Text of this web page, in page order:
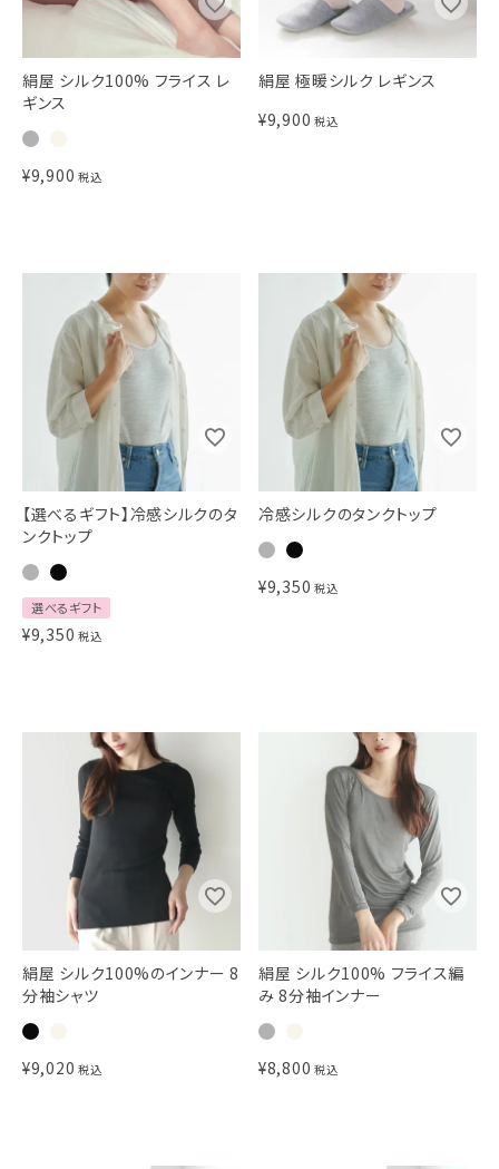
絹屋 シルク100% フライス レ
ギンス
¥9,900 税込
絹屋 極暖シルク レギンス
¥9,900 税込
【選べるギフト】冷感シルクのタ
ンクトップ
選べるギフト
¥9,350 税込
冷感シルクのタンクトップ
¥9,350 税込
絹屋 シルク100%のインナー 8
分袖シャツ
¥9,020 税込
絹屋 シルク100% フライス編
み 8分袖インナー
¥8,800 税込